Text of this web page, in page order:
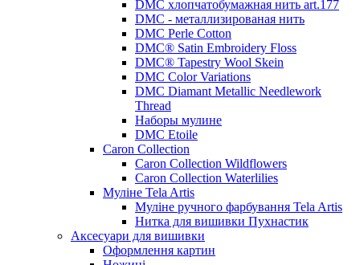
DMC хлопчатобумажная нить art.177
DMC - металлизированая нить
DMC Perle Cotton
DMC® Satin Embroidery Floss
DMC® Tapestry Wool Skein
DMC Color Variations
DMC Diamant Metallic Needlework
Thread
Наборы мулине
DMC Etoile
Caron Collection
Caron Collection Wildflowers
Caron Collection Waterlilies
Муліне Tela Artis
Муліне ручного фарбування Tela Artis
Нитка для вишивки Пухнастик
Аксесуари для вишивки
Оформлення картин